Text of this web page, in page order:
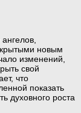
новым
изменений,
свой
что
показать
духовного роста